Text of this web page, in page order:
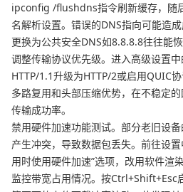
ipconfig /flushdns指令刷新缓存，随
名解析设置。错误的DNS指向可能造
更换为公共安全DNS如8.8.8.8往往能恢
调整传输协议优先级。进入高级设置
HTTP/1.1升级为HTTP/2或启用QUIC
多路复用和头部压缩优势，在不稳定
传输成功率。
禁用硬件加速功能测试。部分老旧设
产生冲突，导致数据包丢失。前往设置
用时使用硬件加速”选项，改用软件渲
监控带宽占用情况。按Ctrl+Shift+Esc